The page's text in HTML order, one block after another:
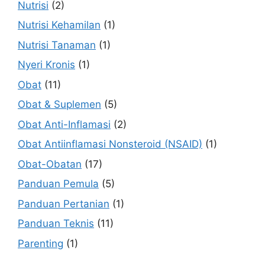
Nutrisi (2)
Nutrisi Kehamilan (1)
Nutrisi Tanaman (1)
Nyeri Kronis (1)
Obat (11)
Obat & Suplemen (5)
Obat Anti-Inflamasi (2)
Obat Antiinflamasi Nonsteroid (NSAID) (1)
Obat-Obatan (17)
Panduan Pemula (5)
Panduan Pertanian (1)
Panduan Teknis (11)
Parenting (1)